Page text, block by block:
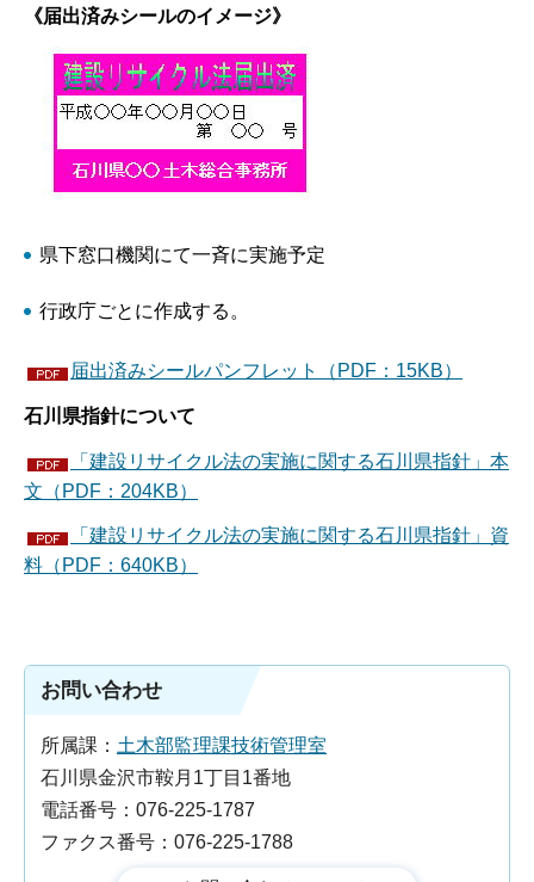
《届出済みシールのイメージ》
県下窓口機関にて一斉に実施予定
行政庁ごとに作成する。
届出済みシールパンフレット（PDF：15KB）
石川県指針について
「建設リサイクル法の実施に関する石川県指針」本
文（PDF：204KB）
「建設リサイクル法の実施に関する石川県指針」資
料（PDF：640KB）
お問い合わせ
所属課： 土木部監理課技術管理室
石川県金沢市鞍月1丁目1番地
電話番号：076-225-1787
ファクス番号：076-225-1788